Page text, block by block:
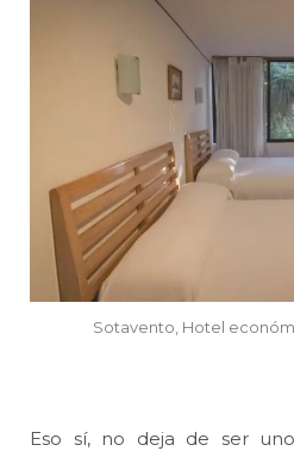
Sotavento, Hotel
Eso sí, no deja de ser